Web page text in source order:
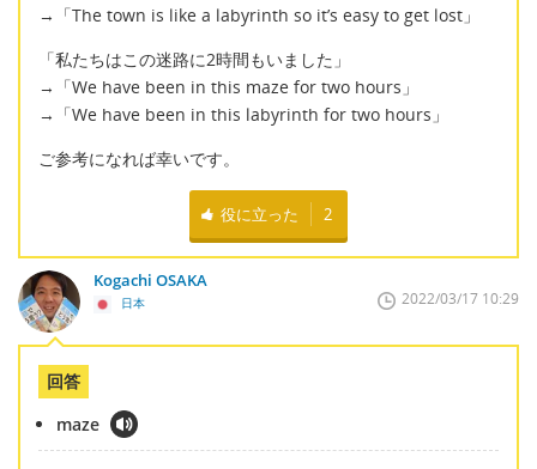
→「The town is like a labyrinth so it’s easy to get lost」
「私たちはこの迷路に2時間もいました」
→「We have been in this maze for two hours」
→「We have been in this labyrinth for two hours」
ご参考になれば幸いです。
役に立った 2
Kogachi OSAKA
日本 2022/03/17 10:29
回答
maze